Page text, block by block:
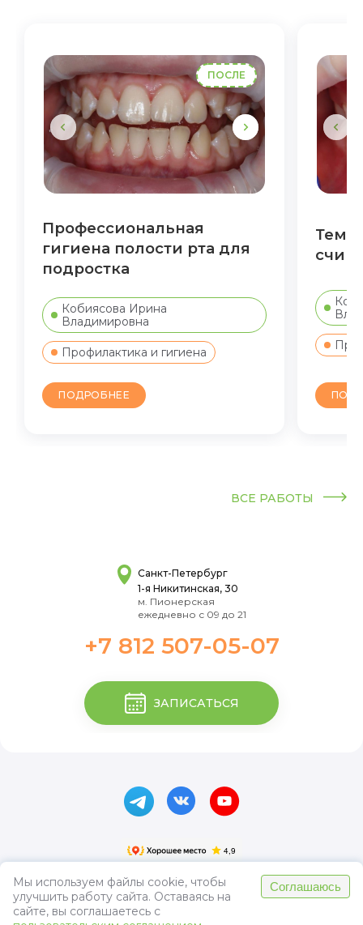
ПОСЛЕ
Профессиональная
гигиена полости рта для
подростка
Кобиясова Ирина
Владимировна
Профилактика и гигиена
ПОДРОБНЕЕ
ВСЕ РАБОТЫ
Санкт-Петербург
1-я Никитинская, 30
м. Пионерская
ежедневно с 09 до 21
+7 812 507-05-07
ЗАПИСАТЬСЯ
Пользовательское соглашение
Мы используем файлы cookie, чтобы
улучшить работу сайта. Оставаясь на
сайте, вы соглашаетесь с
Соглашаюсь